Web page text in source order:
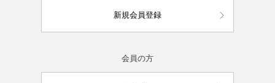
新規会員登録
会員の方